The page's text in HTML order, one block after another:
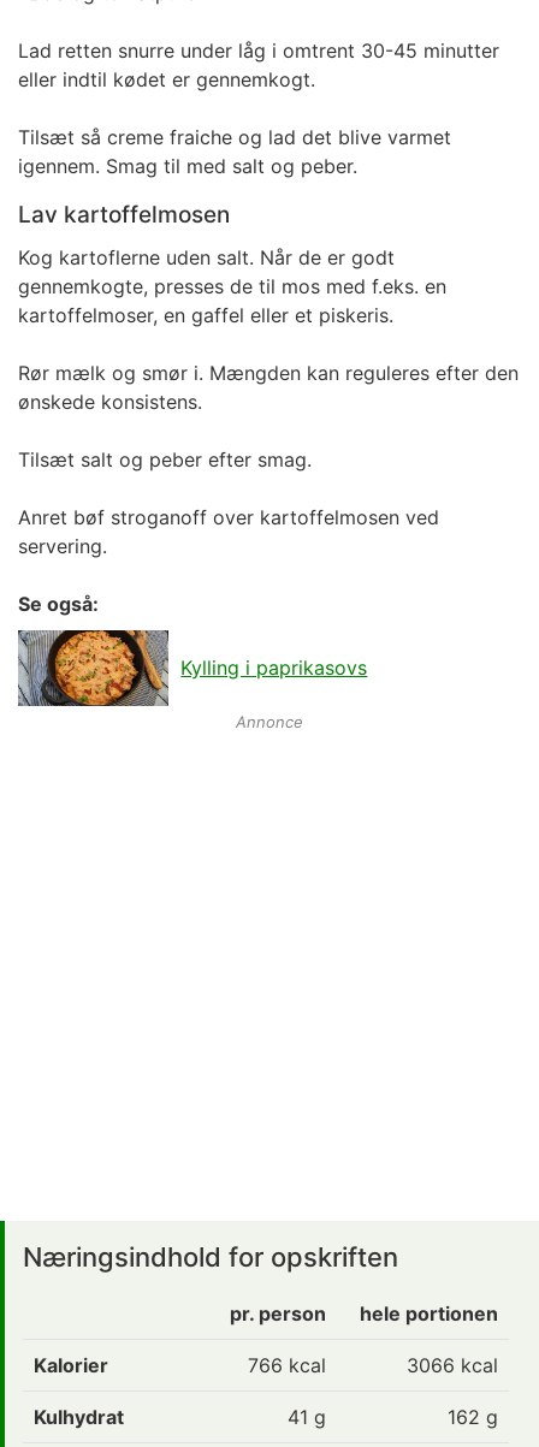
Lad retten snurre under låg i omtrent 30-45 minutter
eller indtil kødet er gennemkogt.
Tilsæt så creme fraiche og lad det blive varmet
igennem. Smag til med salt og peber.
Lav kartoffelmosen
Kog kartoflerne uden salt. Når de er godt
gennemkogte, presses de til mos med f.eks. en
kartoffelmoser, en gaffel eller et piskeris.
Rør mælk og smør i. Mængden kan reguleres efter den
ønskede konsistens.
Tilsæt salt og peber efter smag.
Anret bøf stroganoff over kartoffelmosen ved
servering.
Se også:
Kylling i paprikasovs
Annonce
Næringsindhold for opskriften
pr. person hele portionen
Kalorier 766 kcal 3066 kcal
Kulhydrat 41 g 162 g